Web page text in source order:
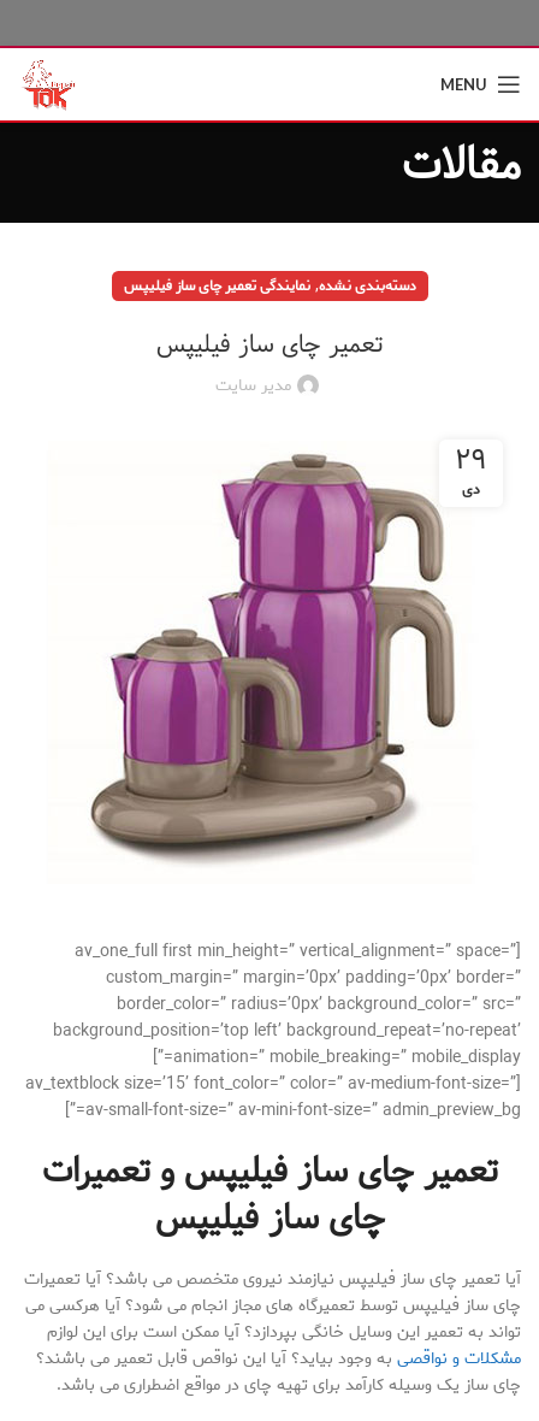
MENU
مقالات
دسته‌بندی نشده,نمایندگی تعمیر چای ساز فیلیپس
تعمیر چای ساز فیلیپس
مدیر سایت
۲۹
دی
[av_one_full first min_height=” vertical_alignment=” space=”
custom_margin=” margin=’0px’ padding=’0px’ border=”
border_color=” radius=’0px’ background_color=” src=”
background_position=’top left’ background_repeat=’no-repeat’
animation=” mobile_breaking=” mobile_display=”]
[av_textblock size=’15’ font_color=” color=” av-medium-font-size=”
av-small-font-size=” av-mini-font-size=” admin_preview_bg=”]
تعمیر چای ساز فیلیپس و تعمیرات
چای ساز فیلیپس
آیا تعمیر چای ساز فیلیپس نیازمند نیروی متخصص می باشد؟ آیا تعمیرات
چای ساز فیلیپس توسط تعمیرگاه های مجاز انجام می شود؟ آیا هرکسی می
تواند به تعمیر این وسایل خانگی بپردازد؟ آیا ممکن است برای این لوازم
مشکلات و نواقصی به وجود بیاید؟ آیا این نواقص قابل تعمیر می باشند؟
چای ساز یک وسیله ‌کارآمد برای تهیه چای در مواقع اضطراری می باشد.